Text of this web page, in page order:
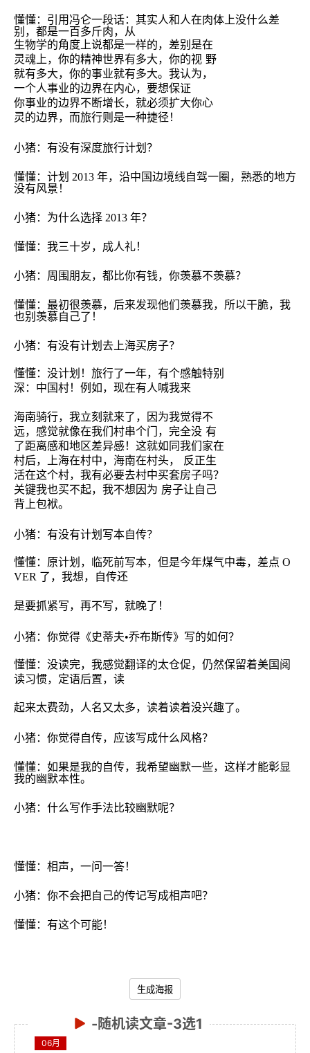
懂懂：引用冯仑一段话： 其实人和人在肉体上没什么差
别，都是一百多斤肉，从
生物学的角度上说都是一样的，差别是在
灵魂上，你的精神世界有多大，你的视 野
就有多大，你的事业就有多大。我认为，
一个人事业的边界在内心，要想保证
你事业的边界不断增长，就必须扩大你心
灵的边界，而旅行则是一种捷径！
小猪：有没有深度旅行计划？
懂懂：计划 2013 年，沿中国边境线自驾一圈，熟悉的地方
没有风景！
小猪：为什么选择 2013 年？
懂懂：我三十岁，成人礼！
小猪：周围朋友，都比你有钱，你羡慕不羡慕？
懂懂：最初很羡慕，后来发现他们羡慕我，所以干脆，我
也别羡慕自己了！
小猪：有没有计划去上海买房子？
懂懂：没计划！旅行了一年，有个感触特别
深：中国村！例如，现在有人喊我来
海南骑行，我立刻就来了，因为我觉得不
远，感觉就像在我们村串个门，完全没 有
了距离感和地区差异感！这就如同我们家在
村后，上海在村中，海南在村头，
反正生
活在这个村，我有必要去村中买套房子吗？
关键我也买不起，我不想因为 房子让自己
背上包袱。
小猪：有没有计划写本自传？
懂懂：原计划，临死前写本，但是今年煤气中毒，差点 O
VER 了，我想，自传还
是要抓紧写，再不写，就晚了！
小猪：你觉得《史蒂夫•乔布斯传》写的如何？
懂懂：没读完，我感觉翻译的太仓促，仍然保留着美国阅
读习惯，定语后置，读
起来太费劲，人名又太多，读着读着没兴趣了。
小猪：你觉得自传，应该写成什么风格？
懂懂：如果是我的自传，我希望幽默一些，这样才能彰显
我的幽默本性。
小猪：什么写作手法比较幽默呢？
懂懂：相声，一问一答！
小猪：你不会把自己的传记写成相声吧？
懂懂：有这个可能！
生成海报
-随机读文章-3选1
06月